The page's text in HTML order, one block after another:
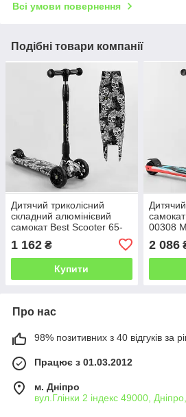
Всі умови повернення
Подібні товари компанії
Дитячий триколісний
складний алюмінієвий
самокат Best Scooter 65-
878 MAXI колеса світяться
чорний
1 162 ₴
Купити
00308
знімне
2 086
Про нас
98% позитивних з 40 відгуків за
Працює з 01.03.2012
м. Дніпро
вул.Глінки 2 індекс 49000,